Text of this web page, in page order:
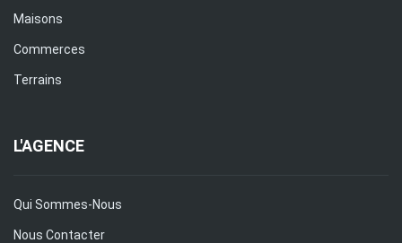
Maisons
Commerces
Terrains
L'AGENCE
Qui Sommes-Nous
Nous Contacter